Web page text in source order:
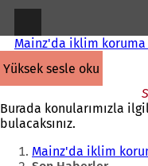
Mainz'da iklim
yüksek sesle oku
Burada konularımızla
bulacaksınız.
Buradasınız:
Mainz'da iklim